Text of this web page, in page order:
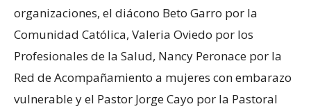
organizaciones, el diácono Beto Garro por la
Comunidad Católica, Valeria Oviedo por los
Profesionales de la Salud, Nancy Peronace por la
Red de Acompañamiento a mujeres con embarazo
vulnerable y el Pastor Jorge Cayo por la Pastoral